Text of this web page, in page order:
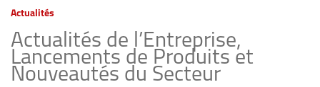
Actualités
Actualités de l’Entreprise,
Lancements de Produits et
Nouveautés du Secteur